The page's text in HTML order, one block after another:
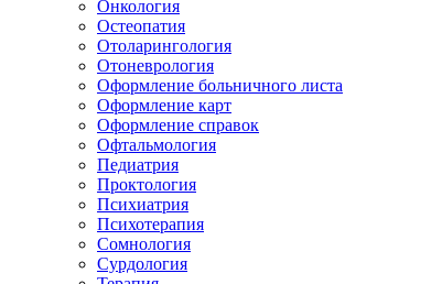
Онкология
Остеопатия
Отоларингология
Отоневрология
Оформление больничного листа
Оформление карт
Оформление справок
Офтальмология
Педиатрия
Проктология
Психиатрия
Психотерапия
Сомнология
Сурдология